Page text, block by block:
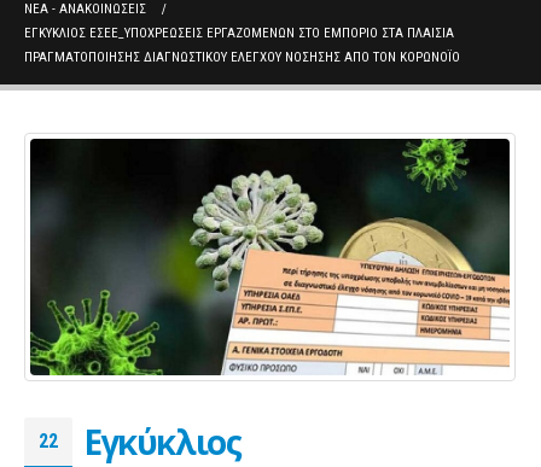
ΝΈΑ - ΑΝΑΚΟΙΝΏΣΕΙΣ
ΕΓΚΎΚΛΙΟΣ ΕΣΕΕ_ΥΠΟΧΡΕΏΣΕΙΣ ΕΡΓΑΖΟΜΈΝΩΝ ΣΤΟ ΕΜΠΌΡΙΟ ΣΤΑ ΠΛΑΊΣΙΑ
ΠΡΑΓΜΑΤΟΠΟΊΗΣΗΣ ΔΙΑΓΝΩΣΤΙΚΟΎ ΕΛΈΓΧΟΥ ΝΌΣΗΣΗΣ ΑΠΌ ΤΟΝ ΚΟΡΩΝΟΪΌ
22
Εγκύκλιος